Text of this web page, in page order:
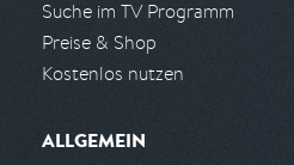
Suche im TV Programm
Preise & Shop
Kostenlos nutzen
ALLGEMEIN